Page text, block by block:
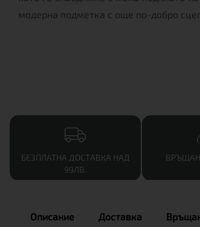
модерна подметка с още по-добро
БЕЗПЛАТНА ДОСТАВКА НАД
99ЛВ.
Описание Доставка